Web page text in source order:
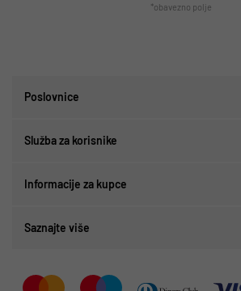
*obavezno polje
Poslovnice
Služba za korisnike
Informacije za kupce
Saznajte više